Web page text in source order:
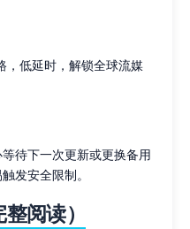
，低延时，解锁全球流媒
待下一次更新或更换备用
发安全限制。
阅读）